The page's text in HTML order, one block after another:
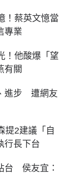
！蔡英文憶當
專業
！他酸爆「望
有關
進步 遭網友
2建議「自
行長下台
台 侯友宜：